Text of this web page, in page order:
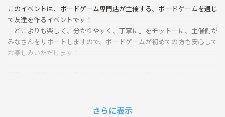
このイベントは、ボードゲーム専門店が主催する、ボードゲームを通じ
て友達を作るイベントです！
「どこよりも楽しく、分かりやすく、丁寧に」をモットーに、主催側が
みなさんをサポートしますので、ボードゲームが初めての方も安心して
お楽しみいただけます！
チケット代に会場利用料も含まれておりますので、追加の費用はござい
さらに表示